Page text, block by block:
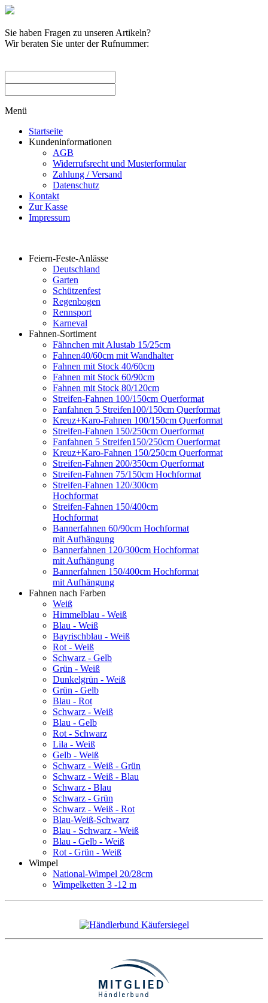
Sie haben Fragen zu unseren Artikeln?
Wir beraten Sie unter der Rufnummer:
Menü
Startseite
Kundeninformationen
AGB
Widerrufsrecht und Musterformular
Zahlung / Versand
Datenschutz
Kontakt
Zur Kasse
Impressum
Feiern-Feste-Anlässe
Deutschland
Garten
Schützenfest
Regenbogen
Rennsport
Karneval
Fahnen-Sortiment
Fähnchen mit Alustab 15/25cm
Fahnen40/60cm mit Wandhalter
Fahnen mit Stock 40/60cm
Fahnen mit Stock 60/90cm
Fahnen mit Stock 80/120cm
Streifen-Fahnen 100/150cm Querformat
Fanfahnen 5 Streifen100/150cm Querformat
Kreuz+Karo-Fahnen 100/150cm Querformat
Streifen-Fahnen 150/250cm Ouerformat
Fanfahnen 5 Streifen150/250cm Ouerformat
Kreuz+Karo-Fahnen 150/250cm Querformat
Streifen-Fahnen 200/350cm Querformat
Streifen-Fahnen 75/150cm Hochformat
Streifen-Fahnen 120/300cm
Hochformat
Streifen-Fahnen 150/400cm
Hochformat
Bannerfahnen 60/90cm Hochformat
mit Aufhängung
Bannerfahnen 120/300cm Hochformat
mit Aufhängung
Bannerfahnen 150/400cm Hochformat
mit Aufhängung
Fahnen nach Farben
Weiß
Himmelblau - Weiß
Blau - Weiß
Bayrischblau - Weiß
Rot - Weiß
Schwarz - Gelb
Grün - Weiß
Dunkelgrün - Weiß
Grün - Gelb
Blau - Rot
Schwarz - Weiß
Blau - Gelb
Rot - Schwarz
Lila - Weiß
Gelb - Weiß
Schwarz - Weiß - Grün
Schwarz - Weiß - Blau
Schwarz - Blau
Schwarz - Grün
Schwarz - Weiß - Rot
Blau-Weiß-Schwarz
Blau - Schwarz - Weiß
Blau - Gelb - Weiß
Rot - Grün - Weiß
Wimpel
National-Wimpel 20/28cm
Wimpelketten 3 -12 m